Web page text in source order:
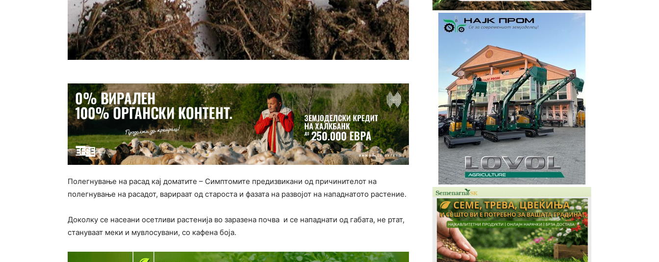
Полегнување на расад кај доматите – Симптомите предизвикани од причинителот на
полегнување на расадот, варираат од староста и фазата на развојот на нападнатото растение.
Доколку се насеани осетливи растенија во заразена почва и се нападнати од габата, не ртат,
стануваат меки и мувлосувани, со кафена боја.